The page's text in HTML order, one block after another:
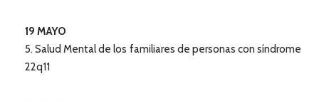
19 MAYO
5. Salud Mental de los familiares de personas con síndrome
22q11